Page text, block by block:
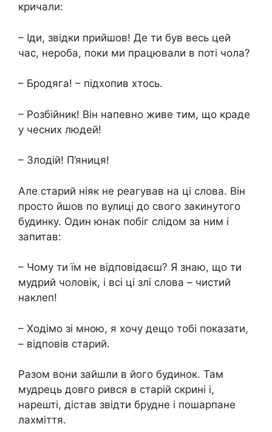
кричали:
– Іди, звідки прийшов! Де ти був весь цей
час, нероба, поки ми працювали в поті чола?
– Бродяга! – підхопив хтось.
– Розбійник! Він напевно живе тим, що краде
у чесних людей!
– Злодій! П’яниця!
Але старий ніяк не реагував на ці слова. Він
просто йшов по вулиці до свого закинутого
будинку. Один юнак побіг слідом за ним і
запитав:
– Чому ти їм не відповідаєш? Я знаю, що ти
мудрий чоловік, і всі ці злі слова – чистий
наклеп!
– Ходімо зі мною, я хочу дещо тобі показати,
– відповів старий.
Разом вони зайшли в його будинок. Там
мудрець довго рився в старій скрині і,
нарешті, дістав звідти брудне і пошарпане
лахміття.